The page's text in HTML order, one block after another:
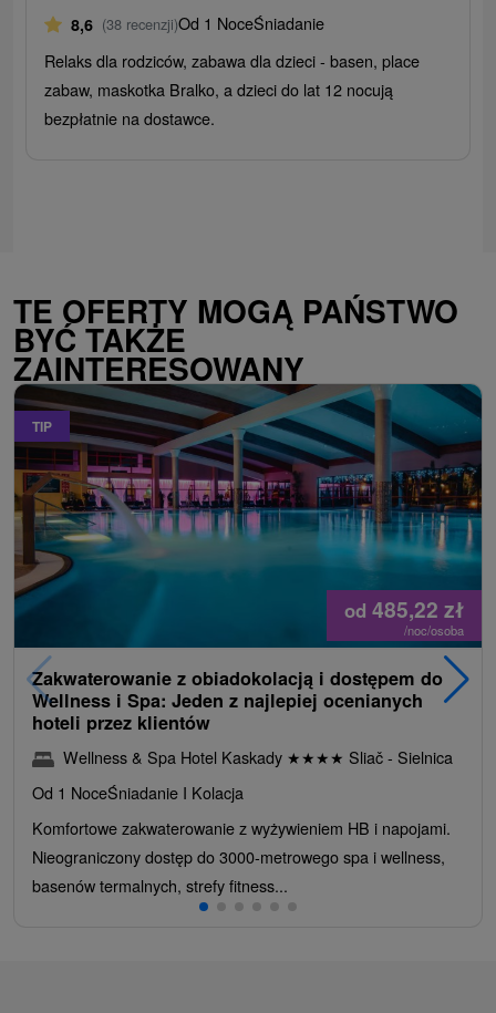
8,6 (38 recenzji)Od 1 NoceŚniadanie
Relaks dla rodziców, zabawa dla dzieci - basen, place
zabaw, maskotka Bralko, a dzieci do lat 12 nocują
bezpłatnie na dostawce.
TE OFERTY MOGĄ PAŃSTWO
BYĆ TAKŻE
ZAINTERESOWANY
TIP
od 485,22 zł
/noc/osoba
Zakwaterowanie z obiadokolacją i dostępem do
Wellness i Spa: Jeden z najlepiej ocenianych
hoteli przez klientów
Wellness & Spa Hotel Kaskady ★★★★ Sliač - Sielnica
Od 1 NoceŚniadanie I Kolacja
Komfortowe zakwaterowanie z wyżywieniem HB i napojami.
Nieograniczony dostęp do 3000-metrowego spa i wellness,
basenów termalnych, strefy fitness...